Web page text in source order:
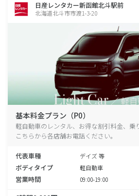
日産レンタカー新函館北斗駅前
北海道北斗市市渡1-3-20
基本料金プラン（P0）
軽自動車のレンタル、お得な割引料金、乗
こちらから各店舗お電話ください。
代表車種 デイズ 等
ボディタイプ 軽自動車
営業時間 09:00-19:00